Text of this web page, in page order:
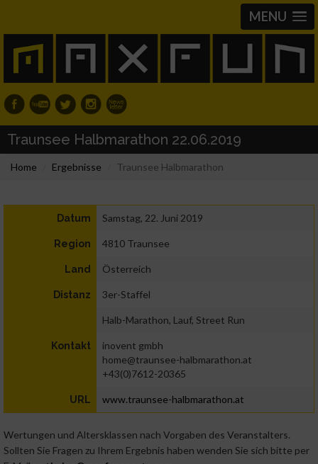
MENU
Traunsee Halbmarathon 22.06.2019
Home Ergebnisse Traunsee Halbmarathon
Datum Samstag, 22. Juni 2019
Region 4810 Traunsee
Land Österreich
Distanz 3er-Staffel
Halb-Marathon, Lauf, Street Run
Kontakt
inovent gmbh
home@traunsee-halbmarathon.at
+43(0)7612-20365
URL www.traunsee-halbmarathon.at
Wertungen und Altersklassen nach Vorgaben des Veranstalters.
Sollten Sie Fragen zu Ihrem Ergebnis haben wenden Sie sich bitte per